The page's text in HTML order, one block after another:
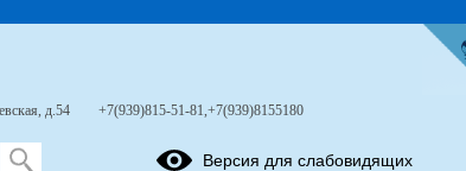
д.54 +7(939)815-51-81,+7(939)8155180
Версия для слабовидящих